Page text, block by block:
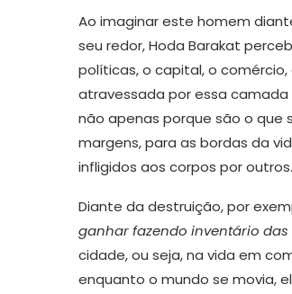
Ao imaginar este homem
seu redor, Hoda Barakat
políticas, o capital, o
atravessada por essa camada
não apenas porque são o que
margens, para as bordas da
infligidos aos corpos por outros.
Diante da destruição, por
ganhar fazendo inventário
cidade, ou seja, na vida em
enquanto o mundo se movia,